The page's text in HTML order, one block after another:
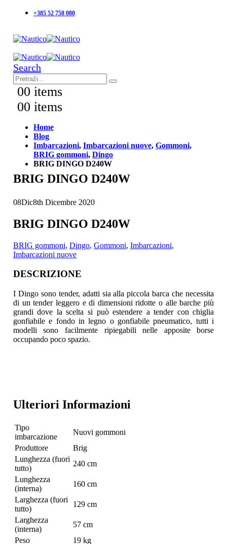
+385 52 758 080
Search
00 items
00 items
Home
Blog
Imbarcazioni, Imbarcazioni nuove, Gommoni,
BRIG gommoni, Dingo
BRIG DINGO D240W
BRIG DINGO D240W
08Dic8th Dicembre 2020
BRIG DINGO D240W
BRIG gommoni, Dingo, Gommoni, Imbarcazioni,
Imbarcazioni nuove
DESCRIZIONE
I Dingo sono tender, adatti sia alla piccola barca che necessita
di un tender leggero e di dimensioni ridotte o alle barche più
grandidove la scelta si può estendere a tender con chiglia
gonfiabile e fondo in legno o gonfiabile pneumatico, tutti i
modelli sono facilmente ripiegabili nelle apposite borse
occupando poco spazio.
Ulteriori Informazioni
Tipo
imbarcazione
Nuovi gommoni
Produttore
Brig
Lunghezza (fuori
tutto)
240 cm
Lunghezza
(interna)
160 cm
Larghezza (fuori
tutto)
129 cm
Larghezza
(interna)
57 cm
Peso
19 kg